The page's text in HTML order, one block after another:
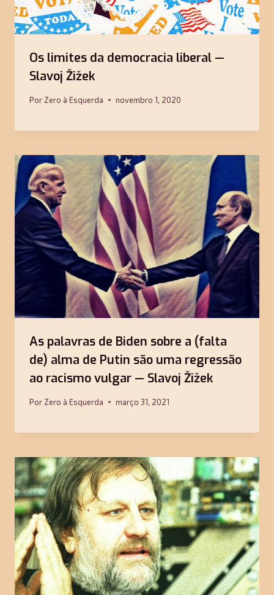
Os limites da democracia liberal —
Slavoj Žižek
Por Zero à Esquerda novembro 1, 2020
As palavras de Biden sobre a (falta
de) alma de Putin são uma regressão
ao racismo vulgar — Slavoj Žižek
Por Zero à Esquerda março 31, 2021